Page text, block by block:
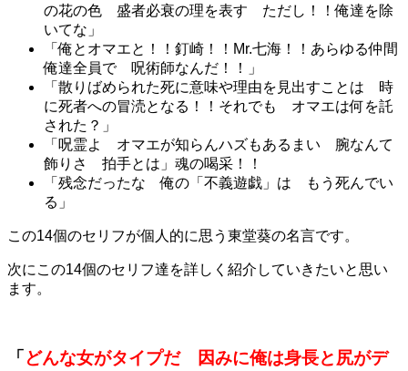
の花の色 盛者必衰の理を表す ただし！！俺達を除
いてな」
「俺とオマエと！！釘崎！！Mr.七海！！あらゆる仲間
俺達全員で 呪術師なんだ！！」
「散りばめられた死に意味や理由を見出すことは 時
に死者への冒涜となる！！それでも オマエは何を託
された？」
「呪霊よ オマエが知らんハズもあるまい 腕なんて
飾りさ 拍手とは」魂の喝采！！
「残念だったな 俺の「不義遊戯」は もう死んでい
る」
この14個のセリフが個人的に思う東堂葵の名言です。
次にこの14個のセリフ達を詳しく紹介していきたいと思い
ます。
「 どんな女がタイプだ 因みに俺は身長と尻がデ